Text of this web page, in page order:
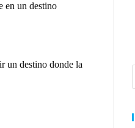
en un destino
un destino donde la